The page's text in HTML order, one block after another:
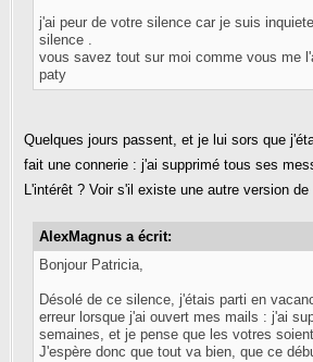
j'ai peur de votre silence car je suis
silence .
vous savez tout sur moi comme vous me
paty
Quelques jours passent, et je lui sors que
fait une connerie : j'ai supprimé tous ses
L'intérêt ? Voir s'il existe une autre version
AlexMagnus a écrit:
Bonjour Patricia,
Désolé de ce silence, j'étais parti en
erreur lorsque j'ai ouvert mes mails : j'ai
semaines, et je pense que les votres
J'espère donc que tout va bien, que ce